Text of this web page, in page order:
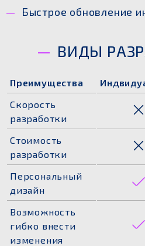
Быстрое обновление
ВИДЫ
Преимущества
Скорость
разработки
Стоимость
разработки
Персональный
дизайн
Возможность
гибко внести
изменения